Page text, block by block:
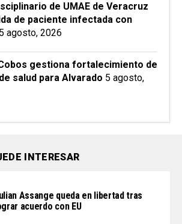
de UMAE de Veracruz
de paciente infectada con
5 agosto, 2026
gestiona fortalecimiento de
salud para Alvarado 5 agosto,
INTERESAR
Assange queda en libertad tras
acuerdo con EU